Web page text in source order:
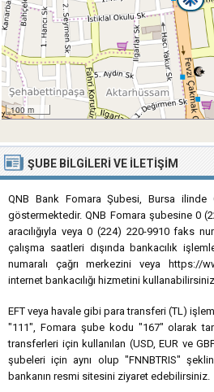
100 m
ŞUBE BILGILERI VE İLETIŞIM
QNB Bank Fomara Şubesi, Bursa ilinde
göstermektedir. QNB Fomara şubesine 0
aracılığıyla veya 0 (224) 220-9910 faks
çalışma saatleri dışında bankacılık
numaralı çağrı merkezini veya https://
internet bankacılığı hizmetini
EFT veya havale gibi para transferi (TL)
"111", Fomara şube kodu "167" olarak
transferleri için kullanılan (USD, EUR ve
şubeleri için aynı olup "FNNBTRIS"
bankanın resmi sitesini ziyaret edebilirsiniz.